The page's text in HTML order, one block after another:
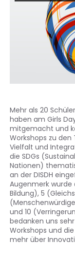
Mehr als 20
haben am Girls
mitgemacht und
Workshops zu
Vielfalt und
die SDGs
Nationen)
an der DISDH
Augenmerk
Bildung), 5
und 10
bedanken uns
Workshops und
mehr über